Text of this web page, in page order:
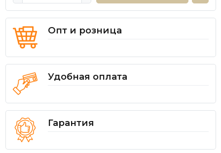
Опт и розница
Удобная оплата
Гарантия